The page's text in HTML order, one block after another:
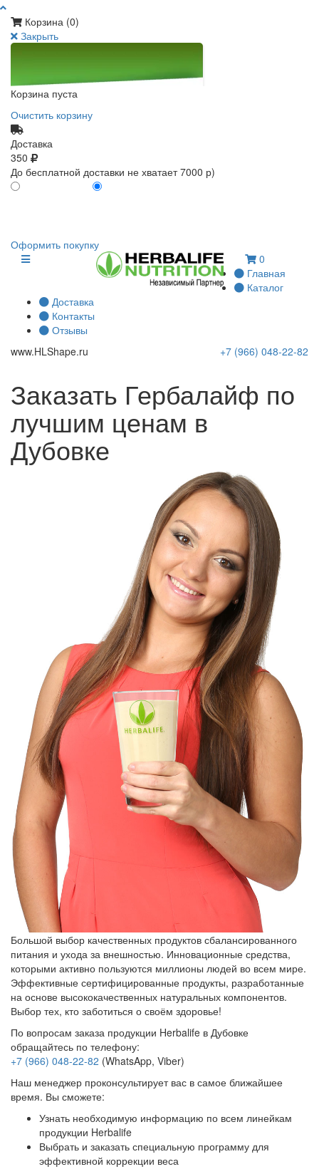
Корзина (0)
Закрыть
Корзина пуста
Очистить корзину
Доставка
350
До бесплатной доставки не хватает 7000 р)
Оформить покупку
0
Главная
Каталог
Доставка
Контакты
Отзывы
www.HLShape.ru +7 (966) 048-22-82
Заказать Гербалайф по
лучшим ценам в
Дубовке
Большой выбор качественных продуктов сбалансированного
питания и ухода за внешностью. Инновационные средства,
которыми активно пользуются миллионы людей во всем мире.
Эффективные сертифицированные продукты, разработанные
на основе высококачественных натуральных компонентов.
Выбор тех, кто заботиться о своём здоровье!
По вопросам заказа продукции Herbalife в Дубовке
обращайтесь по телефону:
+7 (966) 048-22-82 (WhatsApp, Viber)
Наш менеджер проконсультирует вас в самое ближайшее
время. Вы сможете:
Узнать необходимую информацию по всем линейкам
продукции Herbalife
Выбрать и заказать специальную программу для
эффективной коррекции веса